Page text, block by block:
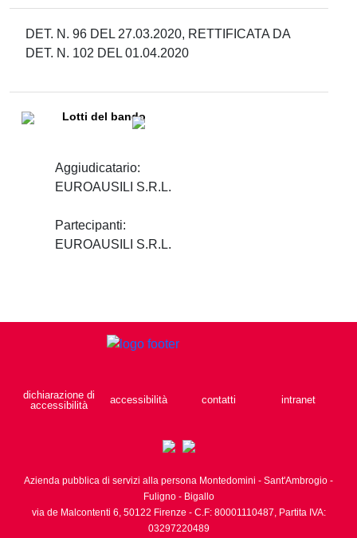
DET. N. 96 DEL 27.03.2020, RETTIFICATA DA
DET. N. 102 DEL 01.04.2020
Lotti del bando
Aggiudicatario:
EUROAUSILI S.R.L.
Partecipanti:
EUROAUSILI S.R.L.
dichiarazione di
accessibilità
accessibilità contatti intranet
Azienda pubblica di servizi alla persona Montedomini - Sant'Ambrogio -
Fuligno - Bigallo
via de Malcontenti 6, 50122 Firenze - C.F: 80001110487, Partita IVA:
03297220489